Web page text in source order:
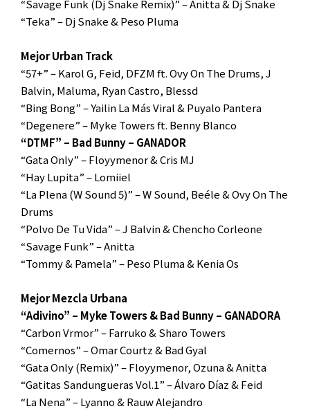
“Savage Funk (Dj Snake Remix)” – Anitta & Dj Snake
“Teka” – Dj Snake & Peso Pluma
Mejor Urban Track
“57+” – Karol G, Feid, DFZM ft. Ovy On The Drums, J
Balvin, Maluma, Ryan Castro, Blessd
“Bing Bong” – Yailin La Más Viral & Puyalo Pantera
“Degenere” – Myke Towers ft. Benny Blanco
“DTMF” – Bad Bunny – GANADOR
“Gata Only” – Floyymenor & Cris MJ
“Hay Lupita” – Lomiiel
“La Plena (W Sound 5)” – W Sound, Beéle & Ovy On The
Drums
“Polvo De Tu Vida” – J Balvin & Chencho Corleone
“Savage Funk” – Anitta
“Tommy & Pamela” – Peso Pluma & Kenia Os
Mejor Mezcla Urbana
“Adivino” – Myke Towers & Bad Bunny – GANADORA
“Carbon Vrmor” – Farruko & Sharo Towers
“Comernos” – Omar Courtz & Bad Gyal
“Gata Only (Remix)” – Floyymenor, Ozuna & Anitta
“Gatitas Sandungueras Vol.1” – Álvaro Díaz & Feid
“La Nena” – Lyanno & Rauw Alejandro